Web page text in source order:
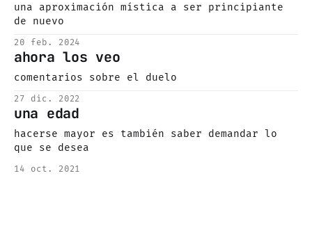
una aproximación mística a ser principiante
de nuevo
20 feb. 2024
ahora los veo
comentarios sobre el duelo
27 dic. 2022
una edad
hacerse mayor es también saber demandar lo
que se desea
14 oct. 2021